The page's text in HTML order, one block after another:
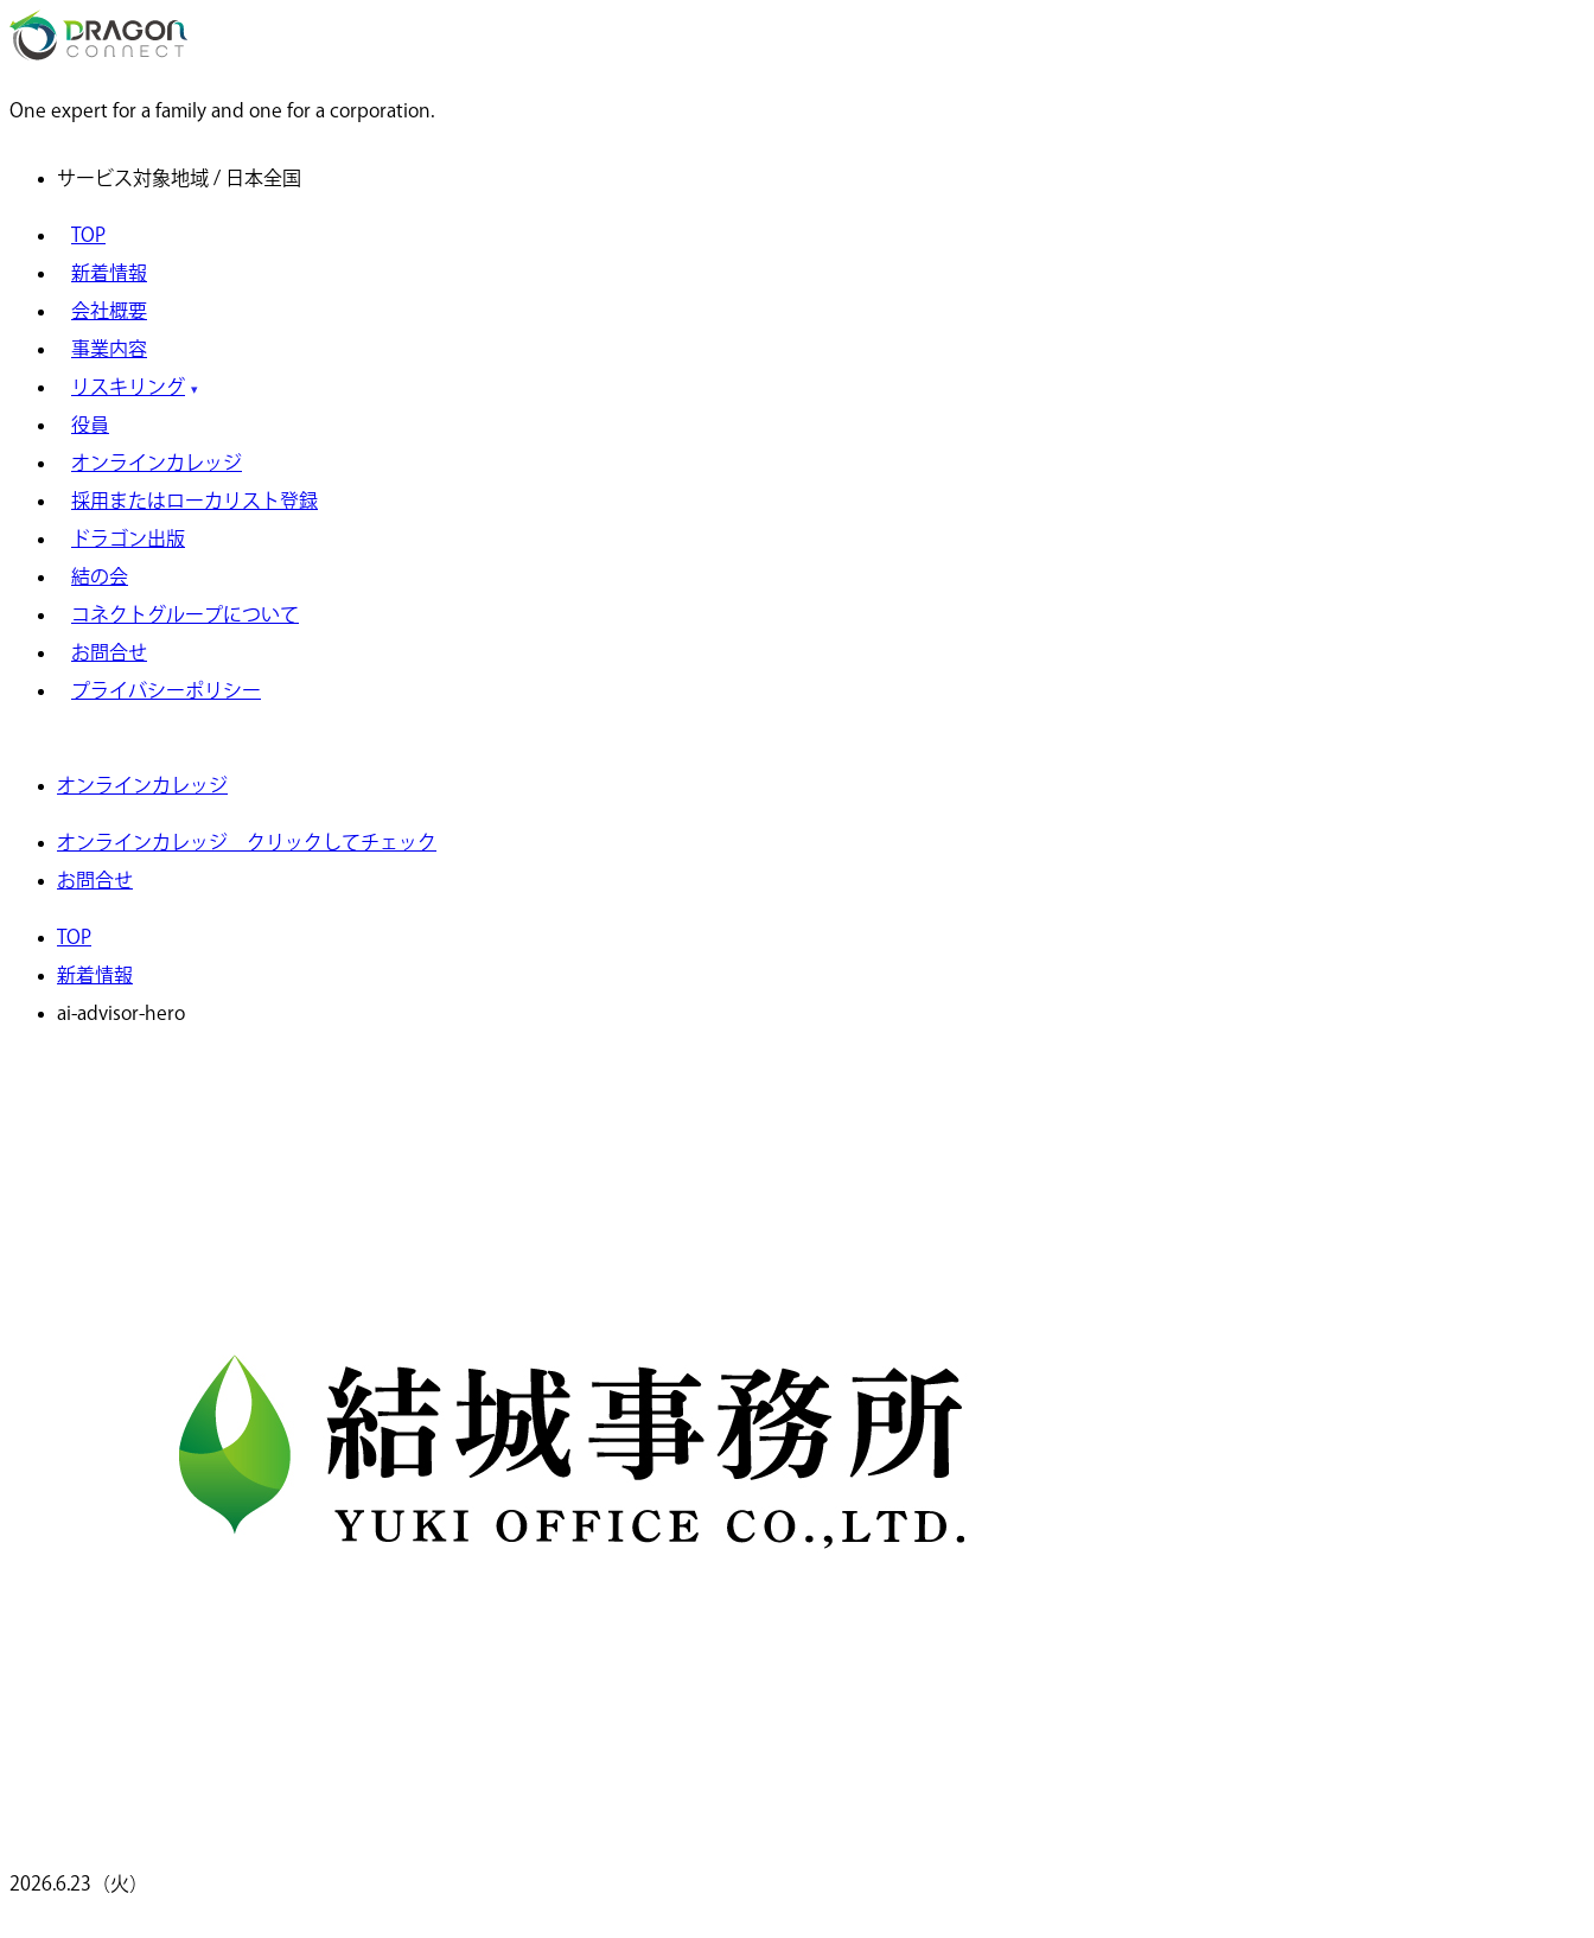
One expert for a family and one for a corporation.
サービス対象地域 / 日本全国
TOP
新着情報
会社概要
事業内容
リスキリング
役員
オンラインカレッジ
採用またはローカリスト登録
ドラゴン出版
結の会
コネクトグループについて
お問合せ
プライバシーポリシー
オンラインカレッジ
オンラインカレッジ クリックしてチェック
お問合せ
TOP
新着情報
ai-advisor-hero
2026.6.23（火）